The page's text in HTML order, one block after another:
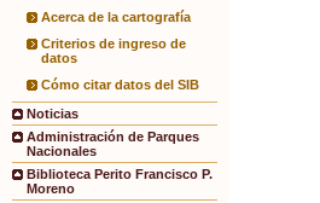
Acerca de la cartografía
Criterios de ingreso de
datos
Cómo citar datos del SIB
Noticias
Administración de Parques
Nacionales
Biblioteca Perito Francisco P.
Moreno